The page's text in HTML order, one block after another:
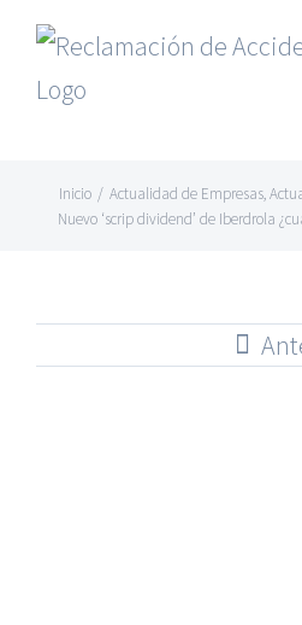
Saltar
contenido
Inicio / Actualidad de Empresas,
Nuevo ‘scrip dividend’ de Iberdrola